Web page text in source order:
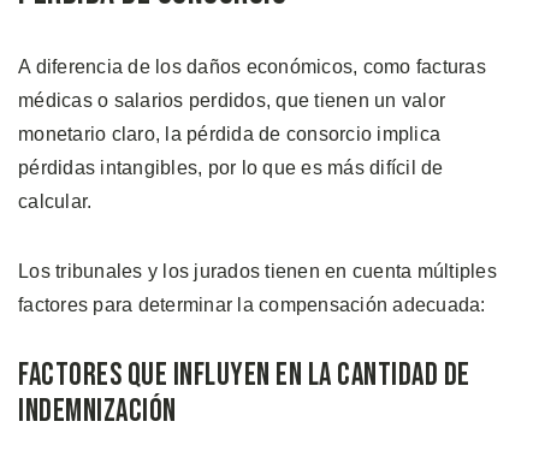
A diferencia de los daños económicos, como facturas
médicas o salarios perdidos, que tienen un valor
monetario claro, la pérdida de consorcio implica
pérdidas intangibles, por lo que es más difícil de
calcular.
Los tribunales y los jurados tienen en cuenta múltiples
factores para determinar la compensación adecuada:
Factores Que Influyen en la Cantidad de
Indemnización